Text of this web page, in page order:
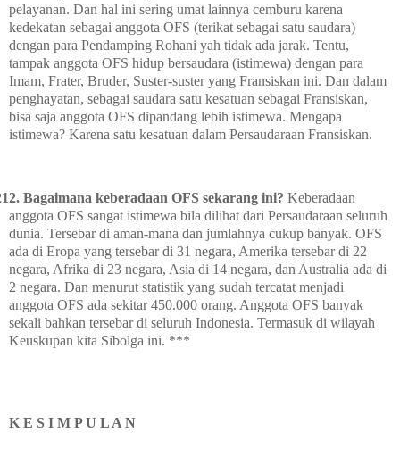
pelayanan. Dan hal ini sering umat lainnya cemburu karena
kedekatan sebagai anggota OFS (terikat sebagai satu saudara)
dengan para Pendamping Rohani yah tidak ada jarak. Tentu,
tampak anggota OFS hidup bersaudara (istimewa) dengan para
Imam, Frater, Bruder, Suster-suster yang Fransiskan ini. Dan dalam
penghayatan, sebagai saudara satu kesatuan sebagai Fransiskan,
bisa saja anggota OFS dipandang lebih istimewa. Mengapa
istimewa? Karena satu kesatuan dalam Persaudaraan Fransiskan.
Bagaimana keberadaan OFS sekarang ini? Keberadaan
anggota OFS sangat istimewa bila dilihat dari Persaudaraan seluruh
dunia. Tersebar di aman-mana dan jumlahnya cukup banyak. OFS
ada di Eropa yang tersebar di 31 negara, Amerika tersebar di 22
negara, Afrika di 23 negara, Asia di 14 negara, dan Australia ada di
2 negara. Dan menurut statistik yang sudah tercatat menjadi
anggota OFS ada sekitar 450.000 orang. Anggota OFS banyak
sekali bahkan tersebar di seluruh Indonesia. Termasuk di wilayah
Keuskupan kita Sibolga ini. ***
K E S I M P U L A N